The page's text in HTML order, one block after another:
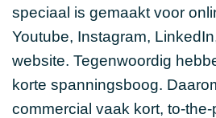
speciaal is gemaakt voor
Youtube, Instagram,
website. Tegenwoordig
korte spanningsboog.
commercial vaak kort, to-the-